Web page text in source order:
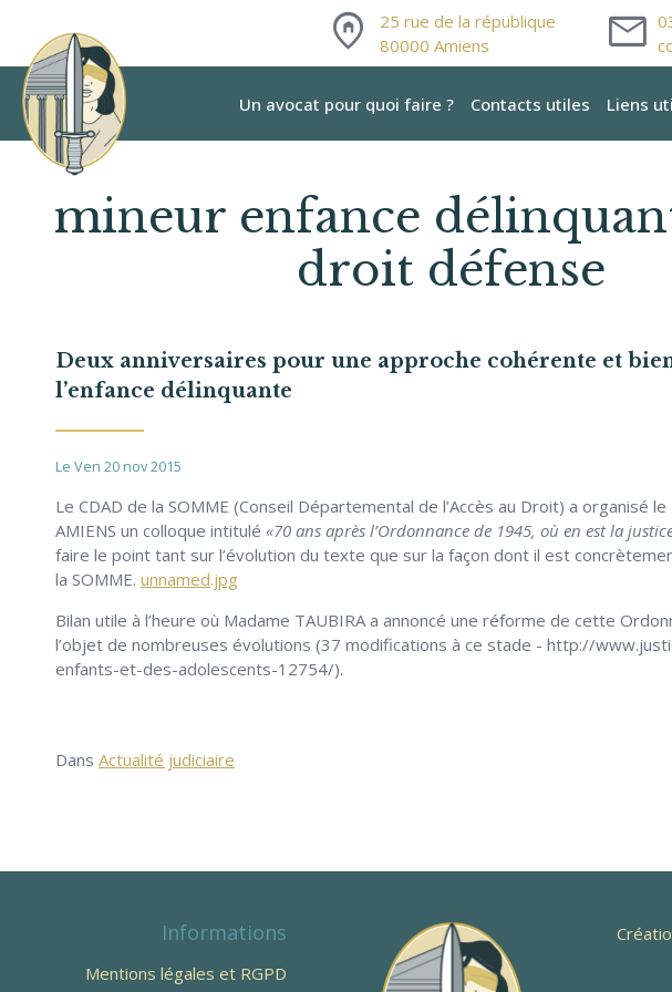
home_pin
25 rue de la république
80000 Amiens
mail
Un avocat pour quoi faire ? Contacts utiles Liens
mineur enfance
droit défense
Dans Actualité judiciaire
Deux anniversaires pour une approche cohérente et bienveillante de
l’enfance délinquante
Le Ven 20 nov 2015
Le CDAD de la SOMME (Conseil Départemental de l’Accès au Droit) a organisé
AMIENS un colloque intitulé «70 ans après l’Ordonnance de 1945, où en est la
faire le point tant sur l’évolution du texte que sur la façon dont il est
la SOMME. unnamed.jpg
Bilan utile à l’heure où Madame TAUBIRA a annoncé une réforme de cette
l’objet de nombreuses évolutions (37 modifications à ce stade - http://
enfants-et-des-adolescents-12754/).
Informations
Mentions légales et RGPD